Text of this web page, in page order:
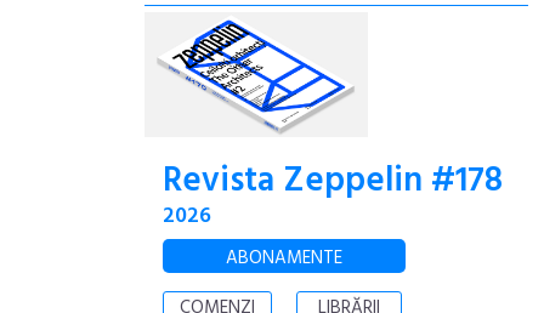
Revista Zeppelin #178
2026
ABONAMENTE